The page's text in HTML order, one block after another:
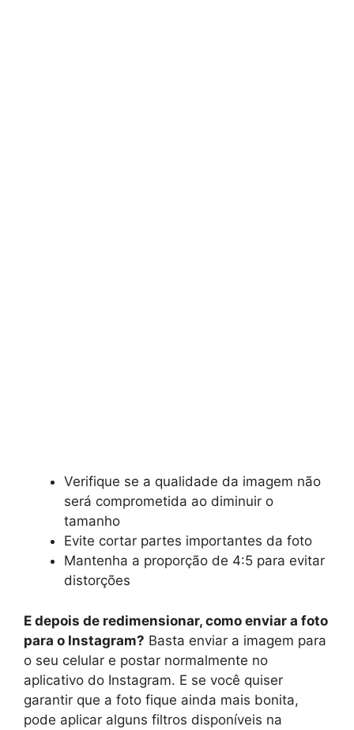
Verifique se a qualidade da imagem não
será comprometida ao diminuir o
tamanho
Evite cortar partes importantes da foto
Mantenha a proporção de 4:5 para evitar
distorções
E depois de redimensionar, como enviar a foto
para o Instagram? Basta enviar a imagem para
o seu celular e postar normalmente no
aplicativo do Instagram. E se você quiser
garantir que a foto fique ainda mais bonita,
pode aplicar alguns filtros disponíveis na